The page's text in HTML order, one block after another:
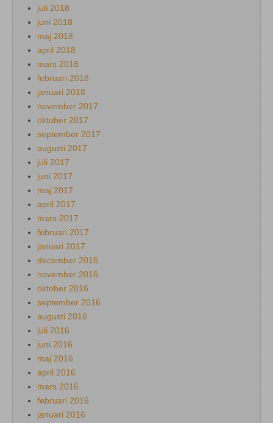
juli 2018
juni 2018
maj 2018
april 2018
mars 2018
februari 2018
januari 2018
november 2017
oktober 2017
september 2017
augusti 2017
juli 2017
juni 2017
maj 2017
april 2017
mars 2017
februari 2017
januari 2017
december 2016
november 2016
oktober 2016
september 2016
augusti 2016
juli 2016
juni 2016
maj 2016
april 2016
mars 2016
februari 2016
januari 2016